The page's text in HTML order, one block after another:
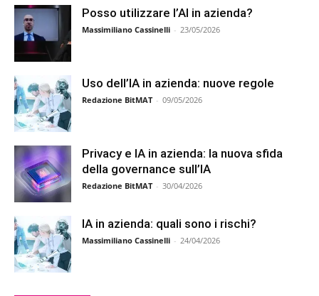
Posso utilizzare l’AI in azienda?
Massimiliano Cassinelli - 23/05/2026
Uso dell’IA in azienda: nuove regole
Redazione BitMAT - 09/05/2026
Privacy e IA in azienda: la nuova sfida
della governance sull’IA
Redazione BitMAT - 30/04/2026
IA in azienda: quali sono i rischi?
Massimiliano Cassinelli - 24/04/2026